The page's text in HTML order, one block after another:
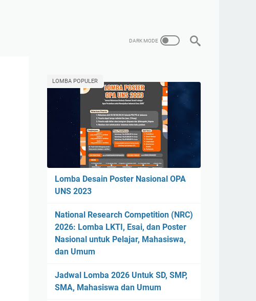
LOMBA POPULER
Lomba Desain Poster Nasional OPA
UNS 2023
National Research Competition (NRC)
2026: Lomba LKTI, Esai, dan Poster
Nasional untuk Pelajar, Mahasiswa,
dan Umum
Jadwal Lomba 2026 Untuk SD, SMP,
SMA, Mahasiswa dan Umum